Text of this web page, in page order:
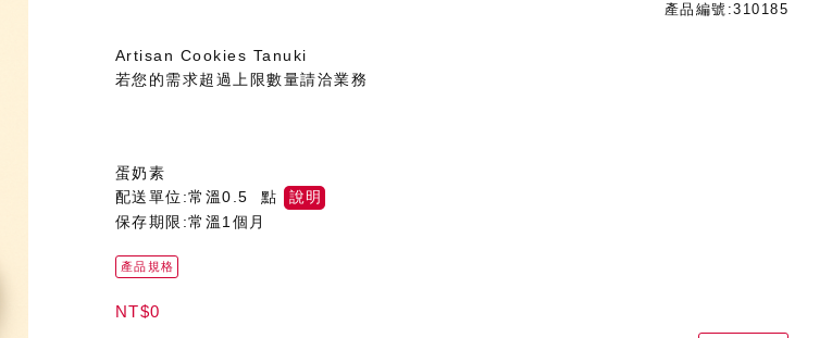
產品編號:310185
Artisan Cookies Tanuki
若您的需求超過上限數量請洽業務
蛋奶素
配送單位:常溫0.5 點
說明
保存期限:常溫1個月
產品規格
NT$0